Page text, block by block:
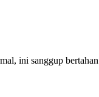
ini sanggup